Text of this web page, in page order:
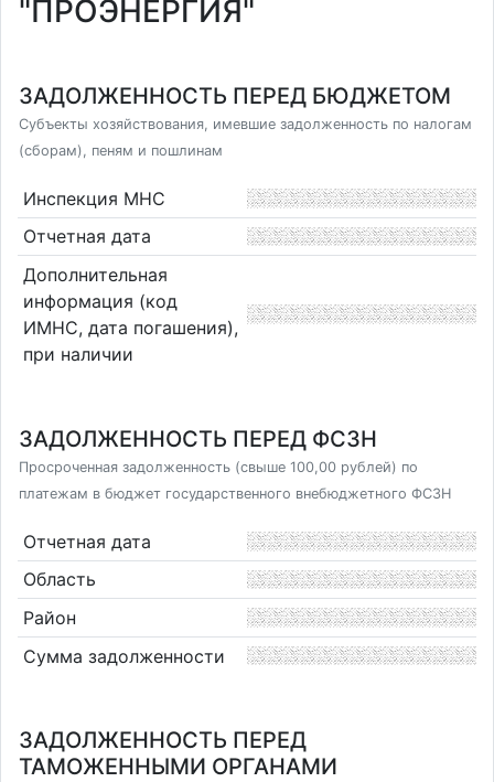
"ПРОЭНЕРГИЯ"
ЗАДОЛЖЕННОСТЬ ПЕРЕД БЮДЖЕТОМ
Субъекты хозяйствования, имевшие задолженность по налогам
(сборам), пеням и пошлинам
Инспекция МНС
Отчетная дата
Дополнительная
информация (код
ИМНС, дата погашения),
при наличии
ЗАДОЛЖЕННОСТЬ ПЕРЕД ФСЗН
Просроченная задолженность (свыше 100,00 рублей) по
платежам в бюджет государственного внебюджетного ФСЗН
Отчетная дата
Область
Район
Сумма задолженности
ЗАДОЛЖЕННОСТЬ ПЕРЕД
ТАМОЖЕННЫМИ ОРГАНАМИ